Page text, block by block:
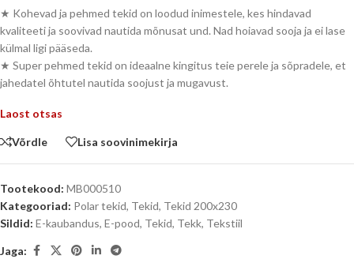
★ Kohevad ja pehmed tekid on loodud inimestele, kes hindavad
kvaliteeti ja soovivad nautida mõnusat und. Nad hoiavad sooja ja ei lase
külmal ligi pääseda.
★ Super pehmed tekid on ideaalne kingitus teie perele ja sõpradele, et
jahedatel õhtutel nautida soojust ja mugavust.
Laost otsas
Võrdle Lisa soovinimekirja
Tootekood: MB000510
Kategooriad: Polar tekid, Tekid, Tekid 200x230
Sildid: E-kaubandus, E-pood, Tekid, Tekk, Tekstiil
Jaga: